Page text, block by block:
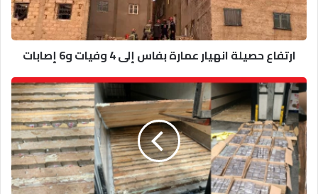
4
وفيات
و6
إصابات
ارتفاع حصيلة انهيار عمارة بفاس إلى 4 وفيات و6 إصابات
طنجة
المتوسط..
إحباط
تهريب
أزيد
من
طن
من